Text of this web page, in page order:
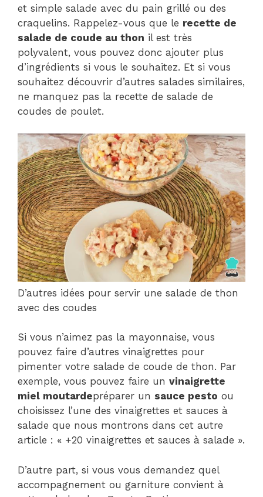
et simple salade avec du pain grillé ou des
craquelins. Rappelez-vous que le recette de
salade de coude au thon il est très
polyvalent, vous pouvez donc ajouter plus
d’ingrédients si vous le souhaitez. Et si vous
souhaitez découvrir d’autres salades similaires,
ne manquez pas la recette de salade de
coudes de poulet.
D’autres idées pour servir une salade de thon
avec des coudes
Si vous n’aimez pas la mayonnaise, vous
pouvez faire d’autres vinaigrettes pour
pimenter votre salade de coude de thon. Par
exemple, vous pouvez faire un vinaigrette
miel moutardepréparer un sauce pesto ou
choisissez l’une des vinaigrettes et sauces à
salade que nous montrons dans cet autre
article : « +20 vinaigrettes et sauces à salade ».
D’autre part, si vous vous demandez quel
accompagnement ou garniture convient à